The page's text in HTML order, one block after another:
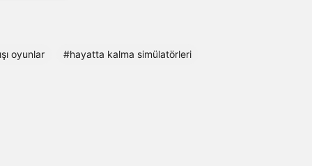
oyunlar #hayatta kalma simülatörleri